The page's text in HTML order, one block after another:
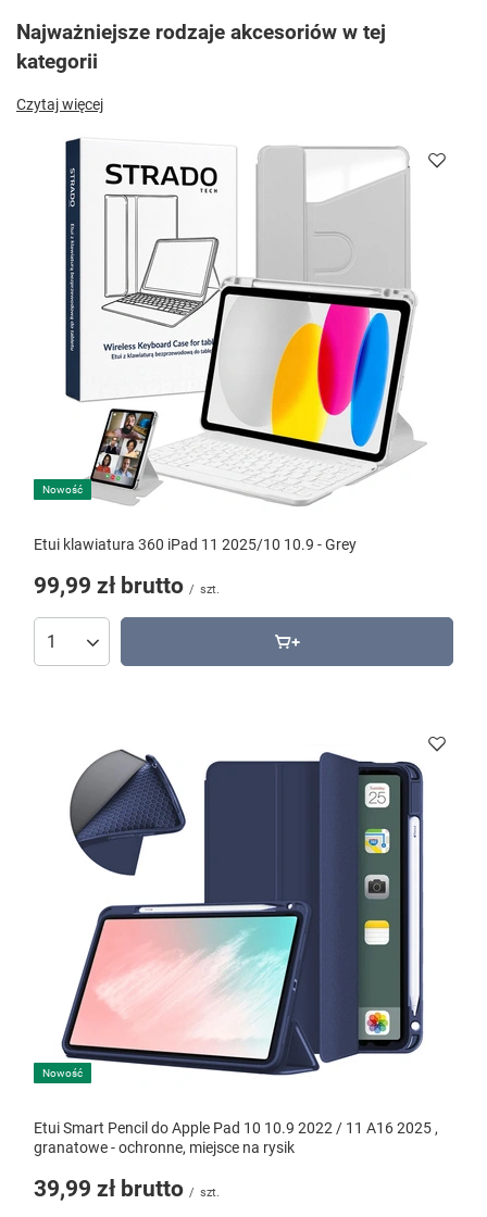
Najważniejsze rodzaje akcesoriów w tej
kategorii
Czytaj więcej
Nowość
Etui klawiatura 360 iPad 11 2025/10 10.9 - Grey
99,99 zł brutto / szt.
Nowość
Etui Smart Pencil do Apple Pad 10 10.9 2022 / 11 A16 2025 ,
granatowe - ochronne, miejsce na rysik
39,99 zł brutto / szt.